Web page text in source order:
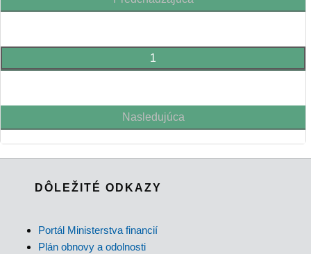
1
Nasledujúca
DÔLEŽITÉ ODKAZY
Portál Ministerstva financií
Plán obnovy a odolnosti